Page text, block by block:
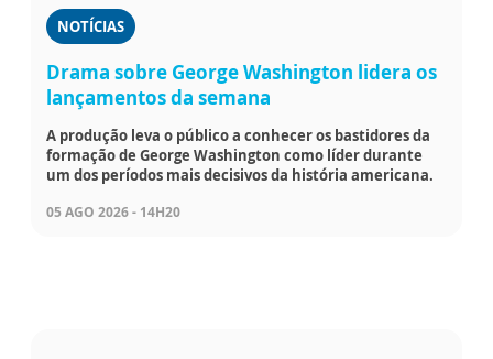
NOTÍCIAS
Drama sobre George Washington lidera os
lançamentos da semana
A produção leva o público a conhecer os bastidores da
formação de George Washington como líder durante
um dos períodos mais decisivos da história americana.
05 AGO 2026 - 14H20